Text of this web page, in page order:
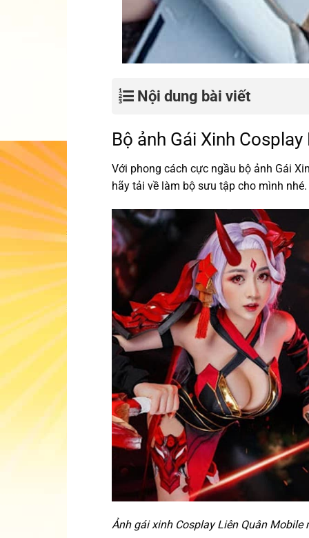
Nội dung bài viết
Bộ ảnh Gái Xinh
Với phong cách cực ngầu bộ ảnh Gái
hãy tải về làm bộ sưu tập cho mình nhé.
Ảnh gái xinh Cosplay Liên Quân Mobile